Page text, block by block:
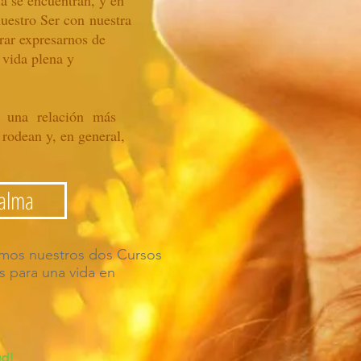
Ser con nuestra
expresarnos de
plena y
relación más
y, en general,
nuestros dos Cursos
para una vida en